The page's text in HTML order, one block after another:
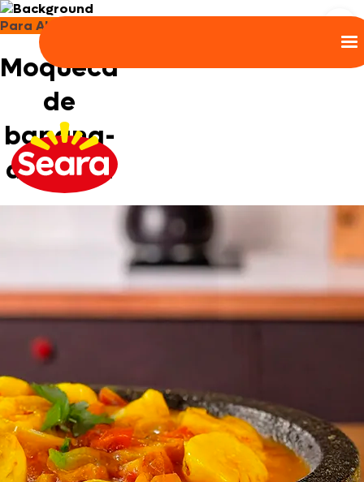
Para Almoço e Jantar
Moqueca
de
banana-
da-terra